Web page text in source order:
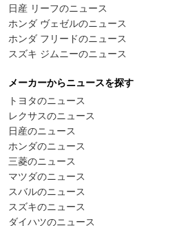
日産 リーフのニュース
ホンダ ヴェゼルのニュース
ホンダ フリードのニュース
スズキ ジムニーのニュース
メーカーからニュースを探す
トヨタのニュース
レクサスのニュース
日産のニュース
ホンダのニュース
三菱のニュース
マツダのニュース
スバルのニュース
スズキのニュース
ダイハツのニュース